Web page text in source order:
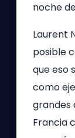
noche
Laurent
posible
que eso
como
grandes
Francia